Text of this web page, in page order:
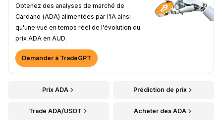
Obtenez des analyses de marché de
Cardano (ADA) alimentées par l'IA ainsi
qu'une vue en temps réel de l'évolution du
prix ADA en AUD.
Demander à TradeGPT
Prix ADA Prédiction de prix
Trade ADA/USDT Acheter des ADA